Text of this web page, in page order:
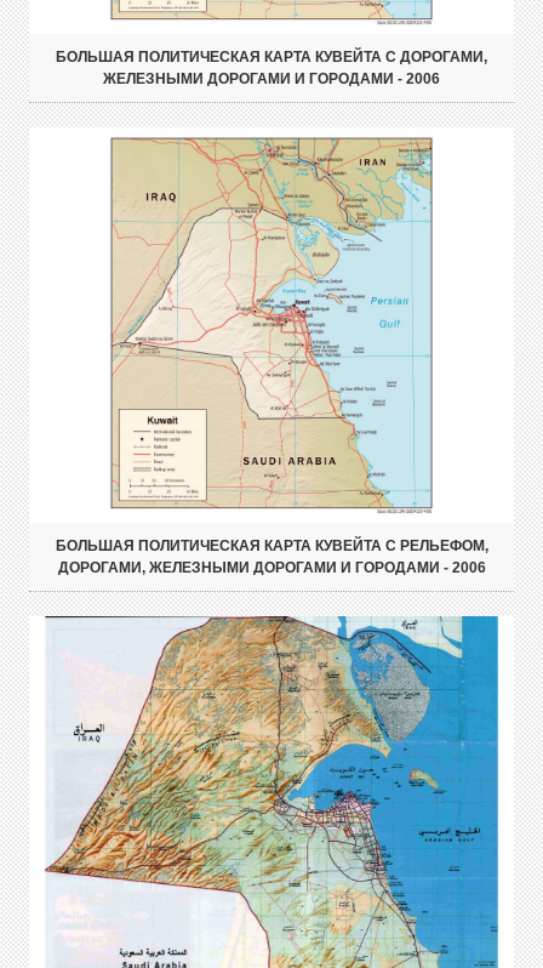
БОЛЬШАЯ ПОЛИТИЧЕСКАЯ КАРТА КУВЕЙТА С ДОРОГАМИ,
ЖЕЛЕЗНЫМИ ДОРОГАМИ И ГОРОДАМИ - 2006
БОЛЬШАЯ ПОЛИТИЧЕСКАЯ КАРТА КУВЕЙТА С РЕЛЬЕФОМ,
ДОРОГАМИ, ЖЕЛЕЗНЫМИ ДОРОГАМИ И ГОРОДАМИ - 2006